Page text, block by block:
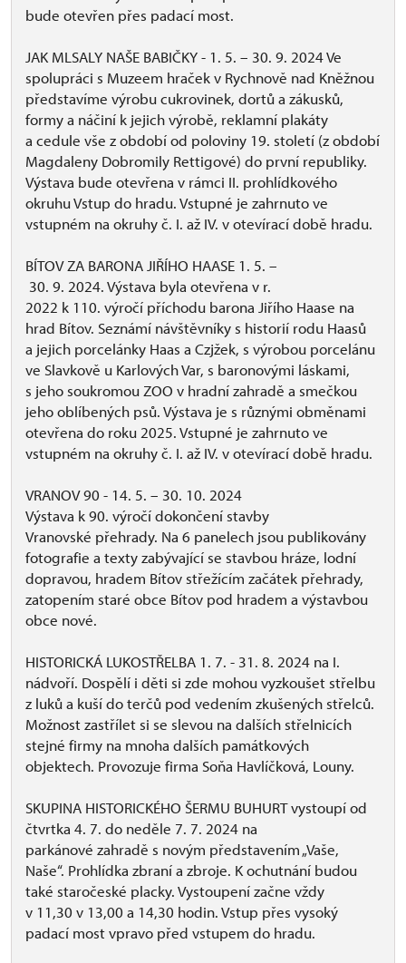
bude otevřen přes padací most.
JAK MLSALY NAŠE BABIČKY - 1. 5. – 30. 9. 2024 Ve
spolupráci s Muzeem hraček v Rychnově nad Kněžnou
představíme výrobu cukrovinek, dortů a zákusků,
formy a náčiní k jejich výrobě, reklamní plakáty
a cedule vše z období od poloviny 19. století (z období
Magdaleny Dobromily Rettigové) do první republiky.
Výstava bude otevřena v rámci II. prohlídkového
okruhu Vstup do hradu. Vstupné je zahrnuto ve
vstupném na okruhy č. I. až IV. v otevírací době hradu.
BÍTOV ZA BARONA JIŘÍHO HAASE 1. 5. –
30. 9. 2024. Výstava byla otevřena v r.
2022 k 110. výročí příchodu barona Jiřího Haase na
hrad Bítov. Seznámí návštěvníky s historií rodu Haasů
a jejich porcelánky Haas a Czjžek, s výrobou porcelánu
ve Slavkově u Karlových Var, s baronovými láskami,
s jeho soukromou ZOO v hradní zahradě a smečkou
jeho oblíbených psů. Výstava je s různými obměnami
otevřena do roku 2025. Vstupné je zahrnuto ve
vstupném na okruhy č. I. až IV. v otevírací době hradu.
VRANOV 90 - 14. 5. – 30. 10. 2024
Výstava k 90. výročí dokončení stavby
Vranovské přehrady. Na 6 panelech jsou publikovány
fotografie a texty zabývající se stavbou hráze, lodní
dopravou, hradem Bítov střežícím začátek přehrady,
zatopením staré obce Bítov pod hradem a výstavbou
obce nové.
HISTORICKÁ LUKOSTŘELBA 1. 7. - 31. 8. 2024 na I.
nádvoří. Dospělí i děti si zde mohou vyzkoušet střelbu
z luků a kuší do terčů pod vedením zkušených střelců.
Možnost zastřílet si se slevou na dalších střelnicích
stejné firmy na mnoha dalších památkových
objektech. Provozuje firma Soňa Havlíčková, Louny.
SKUPINA HISTORICKÉHO ŠERMU BUHURT vystoupí od
čtvrtka 4. 7. do neděle 7. 7. 2024 na
parkánové zahradě s novým představením „Vaše,
Naše“. Prohlídka zbraní a zbroje. K ochutnání budou
také staročeské placky. Vystoupení začne vždy
v 11,30 v 13,00 a 14,30 hodin. Vstup přes vysoký
padací most vpravo před vstupem do hradu.